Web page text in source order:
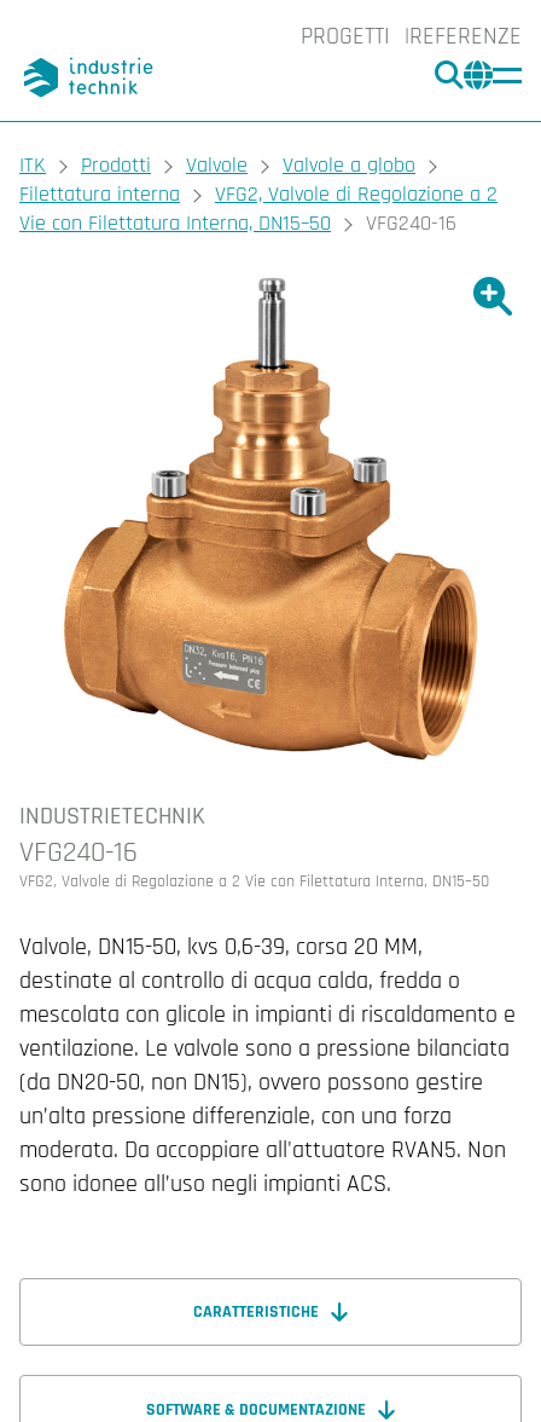
PROGETTI REFERENZE
CERCA
You are here:
ITK Prodotti Valvole
Valvole a globo
Filettatura interna
VFG2, Valvole di Regolazione a 2
Vie con Filettatura Interna, DN15–50
VFG240-16
INDUSTRIETECHNIK
VFG240-16
VFG2, Valvole di Regolazione a 2 Vie con Filettatura Interna, DN15–50
Valvole, DN15-50, kvs 0,6-39, corsa 20 MM,
destinate al controllo di acqua calda, fredda o
mescolata con glicole in impianti di riscaldamento e
ventilazione. Le valvole sono a pressione bilanciata
(da DN20-50, non DN15), ovvero possono gestire
un’alta pressione differenziale, con una forza
moderata. Da accoppiare all'attuatore RVAN5. Non
sono idonee all’uso negli impianti ACS.
CARATTERISTICHE
SOFTWARE & DOCUMENTAZIONE